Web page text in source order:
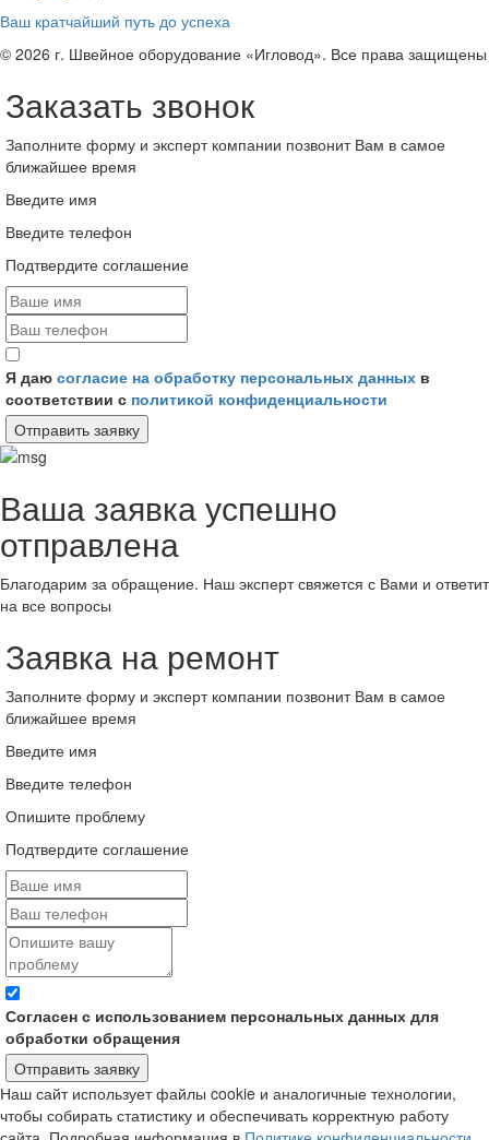
Ваш кратчайший путь до успеха
© 2026 г. Швейное оборудование «Игловод». Все права защищены
Заказать звонок
Заполните форму и эксперт компании позвонит Вам в самое
ближайшее время
Введите имя
Введите телефон
Подтвердите соглашение
Я даю согласие на обработку персональных данных в
соответствии с политикой конфиденциальности
Отправить заявку
Ваша заявка успешно
отправлена
Благодарим за обращение. Наш эксперт свяжется с Вами и ответит
на все вопросы
Заявка на ремонт
Заполните форму и эксперт компании позвонит Вам в самое
ближайшее время
Введите имя
Введите телефон
Опишите проблему
Подтвердите соглашение
Согласен с использованием персональных данных для
обработки обращения
Отправить заявку
Наш сайт использует файлы cookie и аналогичные технологии,
чтобы собирать статистику и обеспечивать корректную работу